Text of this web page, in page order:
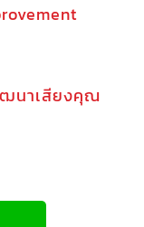
นาเสียงคุณ